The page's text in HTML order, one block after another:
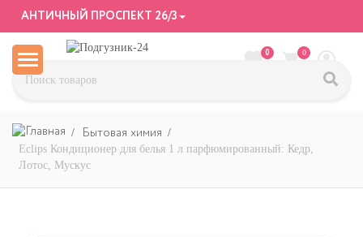
АНТИЧНЫЙ ПРОСПЕКТ 26/3
0 0
Бытовая химия
Eclips Кондиционер для белья 1 л парфюмированный: Кедр,
Лотос, Мускус